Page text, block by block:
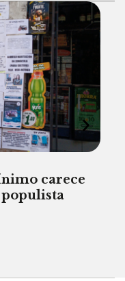
carece
populista